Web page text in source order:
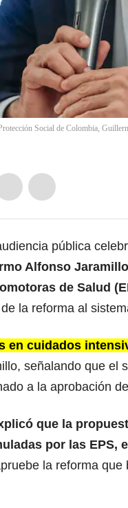
Social de Colombia,
pública
Alfonso
de Salud
la reforma al
en cuidados
señalando que el
a la aprobación
que la
por las EPS,
la reforma